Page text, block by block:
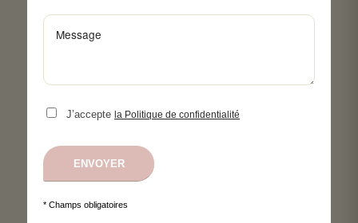
J’accepte la Politique de confidentialité
* Champs obligatoires